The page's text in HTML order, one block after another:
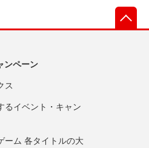
ンペーン
ス
るイベント・キャン
ーム 各タイトルの大